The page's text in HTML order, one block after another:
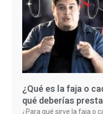
¿Qué es la faja o
qué deberías
¿Para qué sirve la faja o